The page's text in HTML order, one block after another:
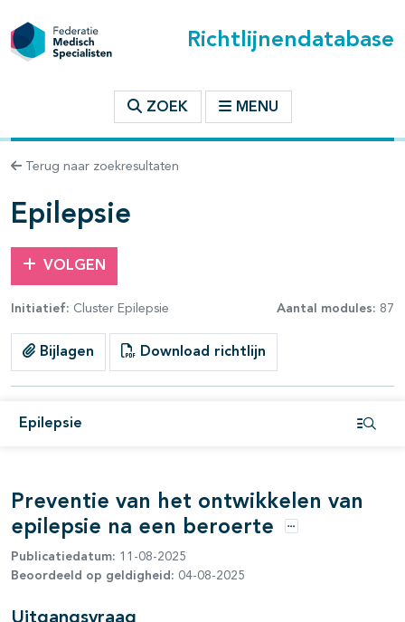
Richtlijnendatabase
ZOEK MENU
Terug naar zoekresultaten
Epilepsie
VOLGEN
Initiatief: Cluster Epilepsie Aantal modules: 87
Bijlagen Download richtlijn
Epilepsie
binnen deze richtlijn
open- en dichtklappen
Preventie van het ontwikkelen van
epilepsie na een beroerte
Opties
Publicatiedatum: 11-08-2025
Beoordeeld op geldigheid: 04-08-2025